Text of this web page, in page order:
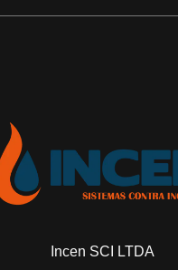
Incen SCI LTDA